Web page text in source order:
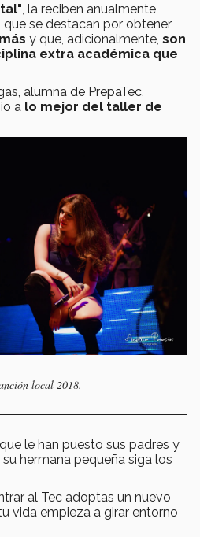
, la reciben anualmente
se destacan por obtener
y que, adicionalmente, son
extra académica que
alumna de PrepaTec,
a lo mejor del taller de
local 2018.
le han puesto sus padres y
hermana pequeña siga los
al Tec adoptas un nuevo
vida empieza a girar entorno